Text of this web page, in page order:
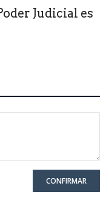
Judicial es
CONFIRMAR